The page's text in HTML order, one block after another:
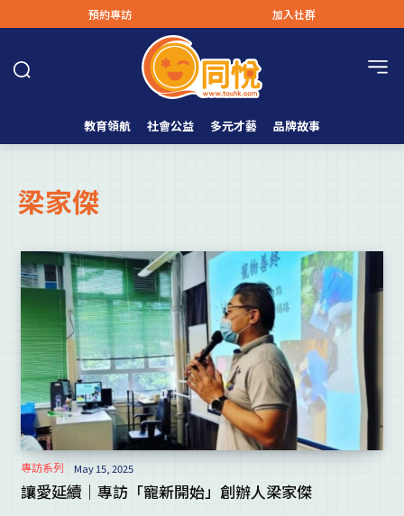
預約專訪 加入社群
教育領航 社會公益 多元才藝 品牌故事
梁家傑
專訪系列 May 15, 2025
讓愛延續｜專訪「寵新開始」創辦人梁家傑